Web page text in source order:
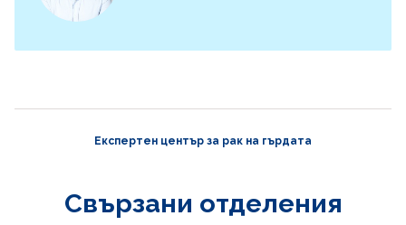
Експертен център за рак на гърдата
Свързани отделения